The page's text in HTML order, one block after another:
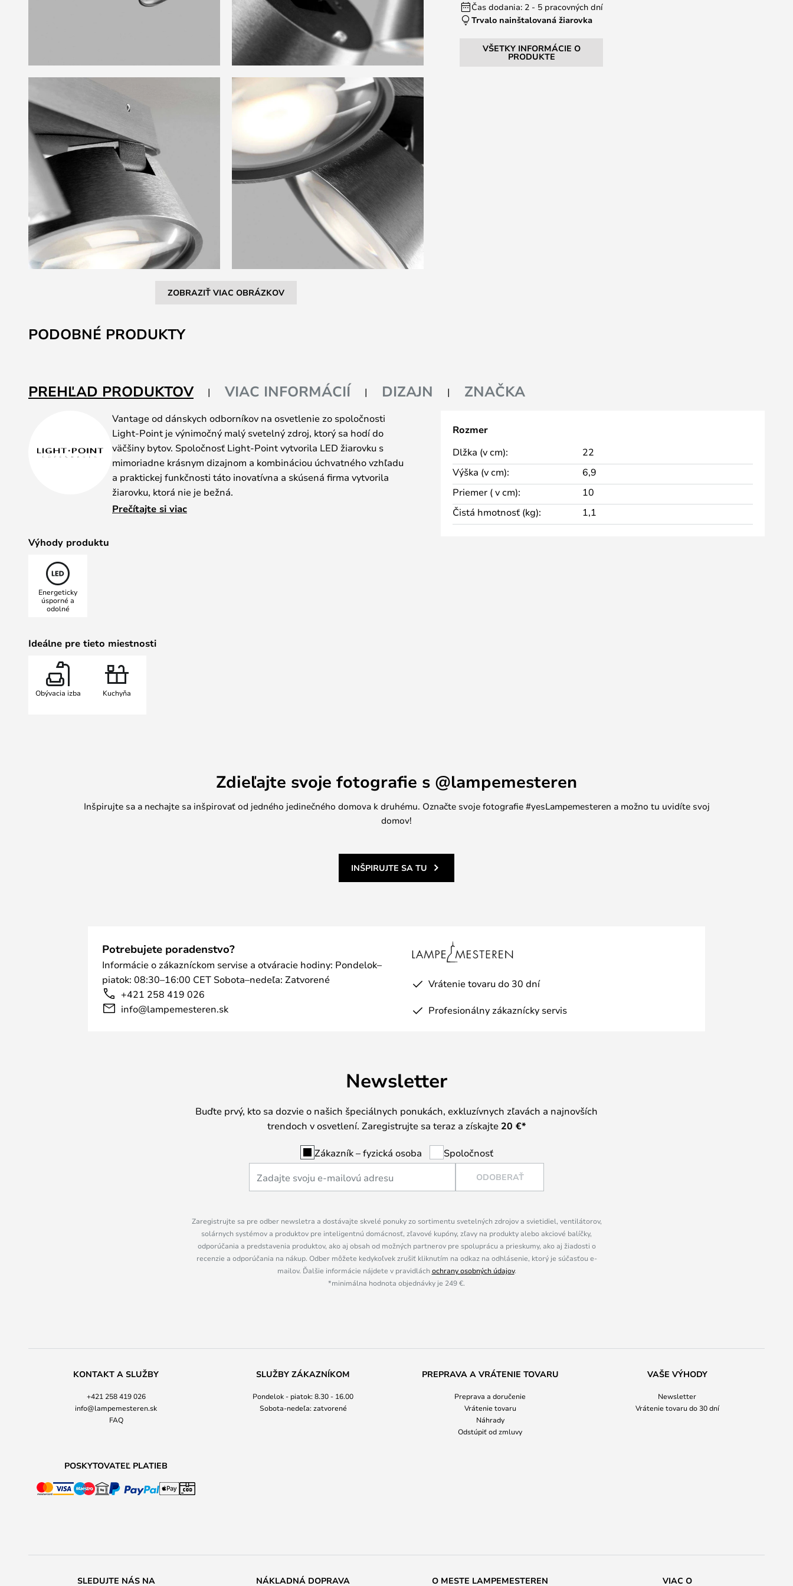
ZOBRAZIŤ VIAC OBRÁZKOV
na
začiatok
Čas dodania: 2 - 5 pracovných dní
Trvalo nainštalovaná žiarovka
VŠETKY INFORMÁCIE O
PRODUKTE
PODOBNÉ PRODUKTY
PREHĽAD PRODUKTOV VIAC INFORMÁCIÍ DIZAJN ZNAČKA
Vantage od dánskych odborníkov na osvetlenie zo spoločnosti
Light-Point je výnimočný malý svetelný zdroj, ktorý sa hodí do
väčšiny bytov. Spoločnosť Light-Point vytvorila LED žiarovku s
mimoriadne krásnym dizajnom a kombináciou úchvatného vzhľadu
a praktickej funkčnosti táto inovatívna a skúsená firma vytvorila
žiarovku, ktorá nie je bežná.
Lampa využíva optické tienidlo na lampu, ktoré zaisťuje širšie a
Prečítajte si viac
Výhody produktu
Energeticky
úsporné a
odolné
Ideálne pre tieto miestnosti
Obývacia izba Kuchyňa
Rozmer
Dlžka (v cm):
22
Výška (v cm):
6,9
Priemer ( v cm):
10
Čistá hmotnosť (kg):
1,1
Zdieľajte svoje fotografie s @lampemesteren
Inšpirujte sa a nechajte sa inšpirovať od jedného jedinečného domova k druhému. Označte svoje fotografie #yesLampemesteren a možno tu uvidíte svoj
domov!
INŠPIRUJTE SA TU
Potrebujete poradenstvo?
Informácie o zákazníckom servise a otváracie hodiny: Pondelok–
piatok: 08:30–16:00 CET Sobota–nedeľa: Zatvorené
+421 258 419 026
info@lampemesteren.sk
Vrátenie tovaru do 30 dní
Profesionálny zákaznícky servis
Newsletter
Buďte prvý, kto sa dozvie o našich špeciálnych ponukách, exkluzívnych zľavách a najnovších
trendoch v osvetlení. Zaregistrujte sa teraz a získajte 20 €*
Zákazník – fyzická osoba Spoločnosť
ODOBERAŤ
Zaregistrujte sa pre odber newsletra a dostávajte skvelé ponuky zo sortimentu svetelných zdrojov a svietidiel, ventilátorov,
solárnych systémov a produktov pre inteligentnú domácnosť, zľavové kupóny, zľavy na produkty alebo akciové balíčky,
odporúčania a predstavenia produktov, ako aj obsah od možných partnerov pre spoluprácu a prieskumy, ako aj žiadosti o
recenzie a odporúčania na nákup. Odber môžete kedykoľvek zrušiť kliknutím na odkaz na odhlásenie, ktorý je súčasťou e-
mailov. Ďalšie informácie nájdete v pravidláchochrany osobných údajov.
*minimálna hodnota objednávky je 249 €.
KONTAKT A SLUŽBY
+421 258 419 026
info@lampemesteren.sk
FAQ
SLUŽBY ZÁKAZNÍKOM
Pondelok - piatok: 8.30 - 16.00
Sobota-nedeľa: zatvorené
PREPRAVA A VRÁTENIE TOVARU
Preprava a doručenie
Vrátenie tovaru
Náhrady
Odstúpiť od zmluvy
VAŠE VÝHODY
Newsletter
Vrátenie tovaru do 30 dní
POSKYTOVATEĽ PLATIEB
SLEDUJTE NÁS NA NÁKLADNÁ DOPRAVA O MESTE LAMPEMESTEREN VIAC O